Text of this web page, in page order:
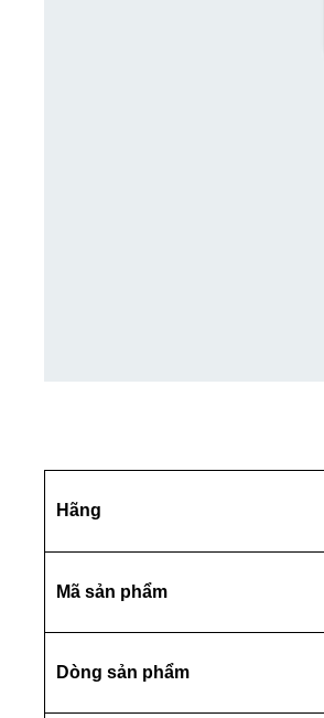
Hãng
Mã sản phẩm
Dòng sản phẩm